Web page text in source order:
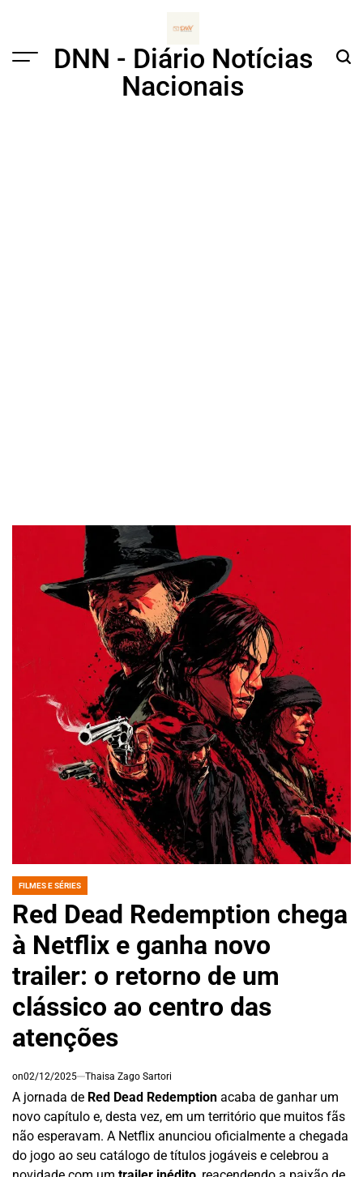
Menu
DNN - Diário Notícias
Nacionais
POSTED
FILMES E SÉRIES
Red Dead Redemption chega
à Netflix e ganha novo
trailer: o retorno de um
clássico ao centro das
atenções
on02/12/2025 Thaisa Zago Sartori
A jornada de Red Dead Redemption acaba de ganhar um
novo capítulo e, desta vez, em um território que muitos fãs
não esperavam. A Netflix anunciou oficialmente a chegada
do jogo ao seu catálogo de títulos jogáveis e celebrou a